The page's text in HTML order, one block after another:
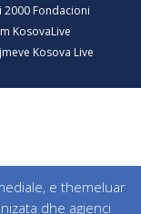
Fondacioni
KosovaLive
Kosova Live
e themeluar
dhe agjenci